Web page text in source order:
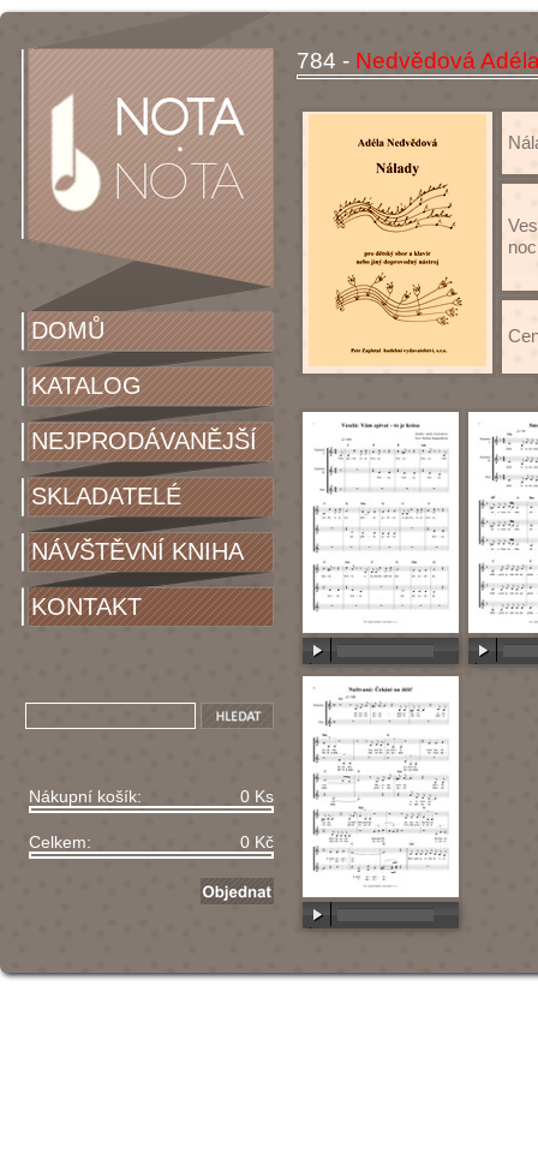
DOMŮ
KATALOG
NEJPRODÁVANĚJŠÍ
SKLADATELÉ
NÁVŠTĚVNÍ KNIHA
KONTAKT
Nákupní košík: 0 Ks
Celkem: 0 Kč
784 - Nedvědová
00:00/00:00